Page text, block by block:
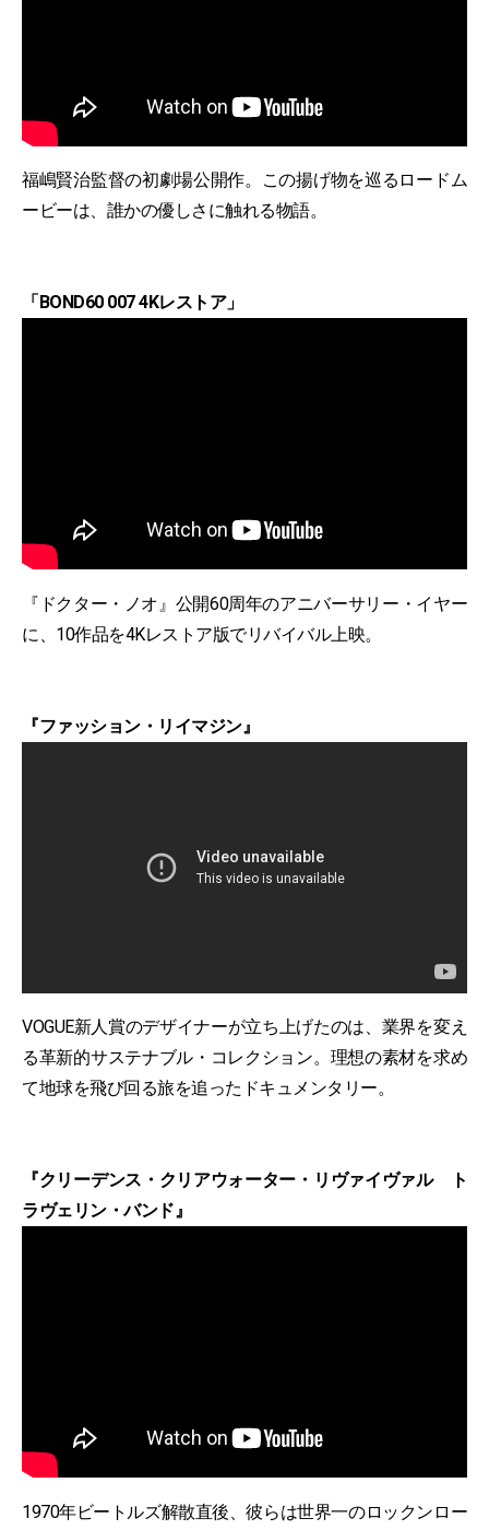
福嶋賢治監督の初劇場公開作。この揚げ物を巡るロードム
ービーは、誰かの優しさに触れる物語。
「BOND60 007 4Kレストア」
『ドクター・ノオ』公開60周年のアニバーサリー・イヤー
に、10作品を4Kレストア版でリバイバル上映。
『ファッション・リイマジン』
VOGUE新人賞のデザイナーが立ち上げたのは、業界を変え
る革新的サステナブル・コレクション。理想の素材を求め
て地球を飛び回る旅を追ったドキュメンタリー。
『クリーデンス・クリアウォーター・リヴァイヴァル ト
ラヴェリン・バンド』
1970年ビートルズ解散直後、彼らは世界一のロックンロー